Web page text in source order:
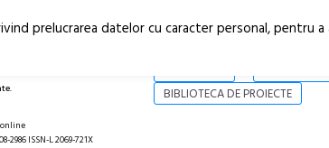
BIBLIOTECA DE PROIECTE
2986 ISSN-L 2069-721X
prelucrarea datelor cu caracter personal,